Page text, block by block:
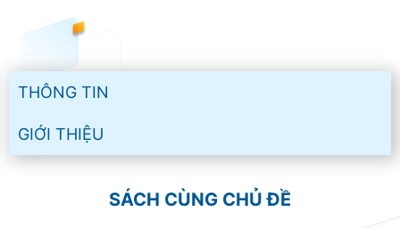
THÔNG TIN
GIỚI THIỆU
SÁCH CÙNG CHỦ ĐỀ